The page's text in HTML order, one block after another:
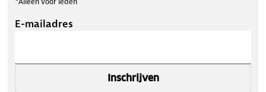
E-mailadres
Inschrijven